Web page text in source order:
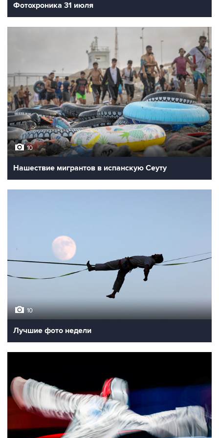
Фотохроника 31 июля
10
Нашествие мигрантов в испанскую Сеуту
10
Лучшие фото недели